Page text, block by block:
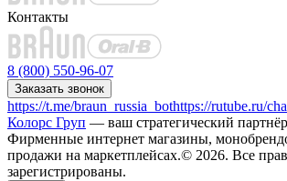
Контакты
8 (800) 550-96-07
Заказать звонок
https://t.me/braun_russia_bothttps://rutube.ru/
Колорс Груп — ваш стратегический
Фирменные интернет магазины,
продажи на маркетплейсах.© 2026. Все
зарегистрированы.